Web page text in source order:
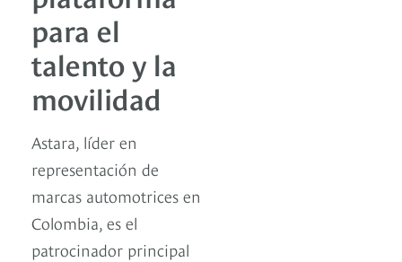
para el
talento y la
movilidad
Astara, líder en
representación de
marcas automotrices en
Colombia, es el
patrocinador principal